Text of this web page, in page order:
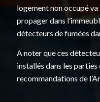
logement non occupé
propager dans
détecteurs de fumées
A noter que ces
installés dans les parties
recommandations de